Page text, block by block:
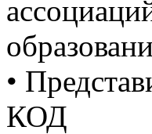
•
КОД